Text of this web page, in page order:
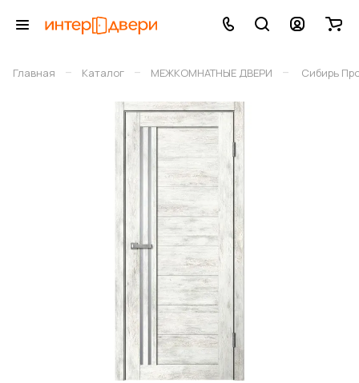
Главная – Каталог – МЕЖКОМНАТНЫЕ ДВЕРИ – Сибирь